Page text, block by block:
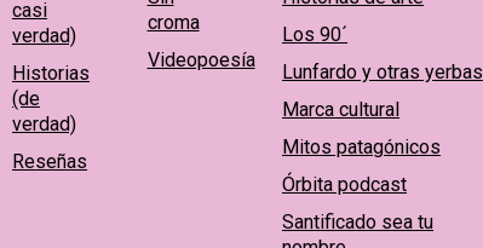
casi
verdad)
Historias
(de
verdad)
Reseñas
croma
Videopoesía
Los 90´
Lunfardo y otras yerbas
Marca cultural
Mitos patagónicos
Órbita podcast
Santificado sea tu